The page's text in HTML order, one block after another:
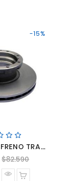
-15%
FRUM DISCO FRENO TRASERO MERCEDES BENZ LO-916
Precio
normal
$82.590Precio